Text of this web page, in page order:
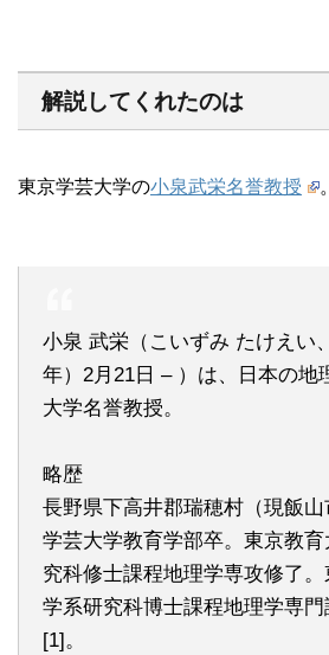
解説してくれたのは
東京学芸大学の小泉武栄名誉教授 。
小泉 武栄（こいずみ たけえい
年）2月21日 – ）は、日本の地
大学名誉教授。
略歴
長野県下高井郡瑞穂村（現飯
学芸大学教育学部卒。東京教
究科修士課程地理学専攻修了
学系研究科博士課程地理学専
[1]。